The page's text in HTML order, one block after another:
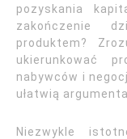
pozyskania
zakończenie
produktem?
ukierunkować
nabywców i
ułatwią
Niezwykle